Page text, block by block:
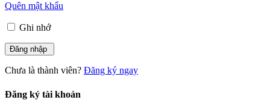
Quên mật khẩu
Ghi nhớ
Chưa là thành viên? Đăng ký ngay
Đăng ký tài khoản